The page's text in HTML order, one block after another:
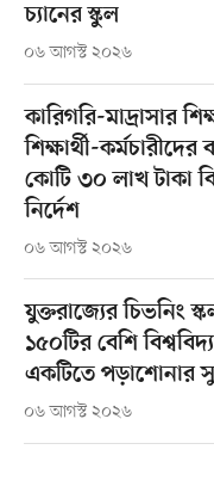
চ্যানের স্কুল
০৬ আগস্ট ২০২৬
কারিগরি-মাদ্রাসার
শিক্ষার্থী-কর্মচারীদের
কোটি ৩০ লাখ টাকা
নির্দেশ
০৬ আগস্ট ২০২৬
যুক্তরাজ্যের চিভনিং
১৫০টির বেশি
একটিতে পড়াশোনার
০৬ আগস্ট ২০২৬